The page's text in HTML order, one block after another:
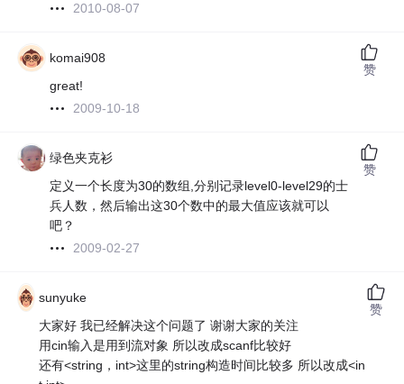
2010-08-07
komai908
great!
2009-10-18
赞
绿色夹克衫
定义一个长度为30的数组,分别记录level0-level29的士
兵人数，然后输出这30个数中的最大值应该就可以
吧？
2009-02-27
赞
sunyuke
大家好 我已经解决这个问题了 谢谢大家的关注
用cin输入是用到流对象 所以改成scanf比较好
还有<string，int>这里的string构造时间比较多 所以改成<in
赞